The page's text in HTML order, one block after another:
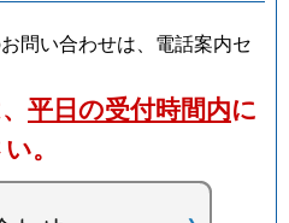
問い合わせは、電話案内セ
平日の受付時間内に
。